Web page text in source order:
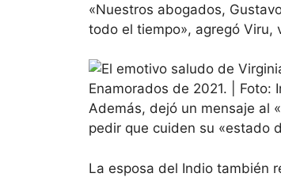
«Nuestros abogados,
todo el tiempo», agregó Viru,
Además, dejó un mensaje al
pedir que cuiden su «estado
La esposa del Indio también